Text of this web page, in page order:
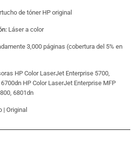
de tóner HP original
Láser a color
3,000 páginas (cobertura del 5% en
HP Color LaserJet Enterprise 5700,
HP Color LaserJet Enterprise MFP
6801dn
| Original